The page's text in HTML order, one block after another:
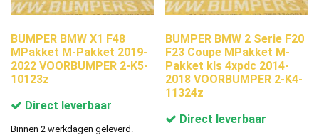
BUMPER BMW X1 F48
MPakket M-Pakket 2019-
2022 VOORBUMPER 2-K5-
10123z
Direct leverbaar
Binnen 2 werkdagen geleverd.
BUMPER BMW 2 Serie F20
F23 Coupe MPakket M-
Pakket kls 4xpdc 2014-
2018 VOORBUMPER 2-K4-
11324z
Direct leverbaar